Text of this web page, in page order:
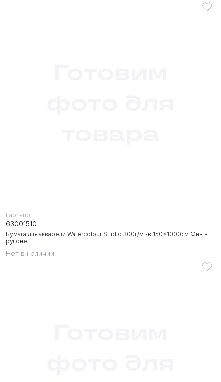
Нет в наличии
Бумага для акварели Watercolour Studio 300г/м.кв 150x1000см Фин в
рулоне
Fabriano
63001510